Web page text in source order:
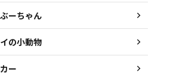
ーちゃん
の小動物
ー